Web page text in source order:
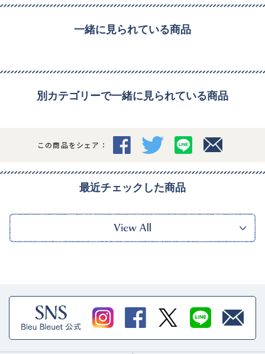
一緒に見られている商品
別カテゴリーで一緒に見られている商品
この商品をシェア：
最近チェックした商品